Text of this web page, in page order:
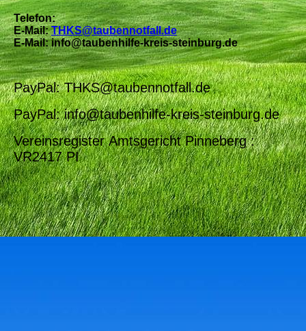
Telefon:
E-Mail:THKS@taubennotfall.de
E-Mail: info@taubenhilfe-kreis-steinburg.de
PayPal: THKS@taubennotfall.de
PayPal: info@taubenhilfe-kreis-steinburg.de
Vereinsregister Amtsgericht Pinneberg :
VR2417 PI